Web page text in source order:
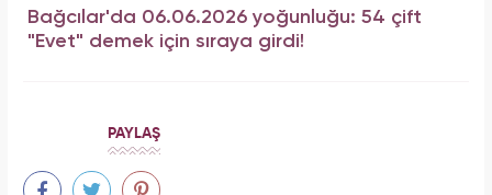
Bağcılar'da 06.06.2026 yoğunluğu: 54 çift
"Evet" demek için sıraya girdi!
PAYLAŞ